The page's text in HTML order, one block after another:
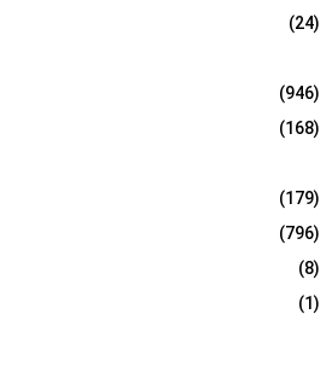
H
(24)
(946)
(168)
(179)
(796)
(8)
(1)